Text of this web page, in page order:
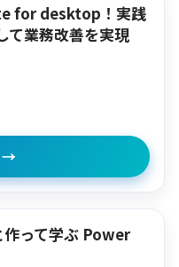
for desktop！実践
て業務改善を実現
→
って学ぶ Power